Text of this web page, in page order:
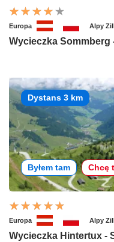
Europa Alpy
Wycieczka Sommberg
Dystans 3 km
Byłem tam Chcę
Europa Alpy
Wycieczka Hintertux -